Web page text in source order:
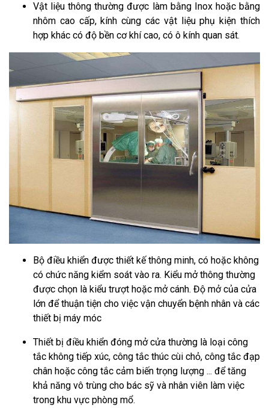
Vật liệu thông thường được làm bằng Inox hoặc bằng
nhôm cao cấp, kính cùng các vật liệu phụ kiện thích
hợp khác có độ bền cơ khí cao, có ô kính quan sát.
Bộ điều khiển được thiết kế thông minh, có hoặc không
có chức năng kiểm soát vào ra. Kiểu mở thông thường
được chọn là kiểu trượt hoặc mở cánh. Độ mở của cửa
lớn để thuận tiện cho việc vận chuyển bệnh nhân và các
thiết bị máy móc
Thiết bị điều khiển đóng mở cửa thường là loại công
tắc không tiếp xúc, công tắc thúc cùi chỏ, công tắc đạp
chân hoặc công tắc cảm biến trọng lượng ... để tăng
khả năng vô trùng cho bác sỹ và nhân viên làm việc
trong khu vực phòng mổ.